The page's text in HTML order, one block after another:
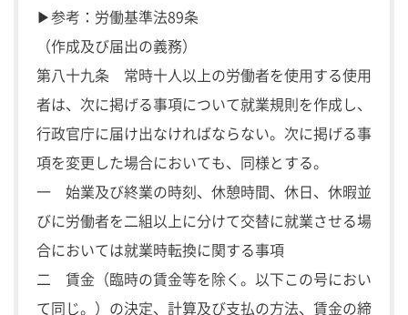
▶参考：労働基準法89条
（作成及び届出の義務）
第八十九条 常時十人以上の労働者を使用する使用
者は、次に掲げる事項について就業規則を作成し、
行政官庁に届け出なければならない。次に掲げる事
項を変更した場合においても、同様とする。
一 始業及び終業の時刻、休憩時間、休日、休暇並
びに労働者を二組以上に分けて交替に就業させる場
合においては就業時転換に関する事項
二 賃金（臨時の賃金等を除く。以下この号におい
て同じ。）の決定、計算及び支払の方法、賃金の締